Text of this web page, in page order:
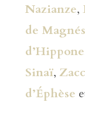
Nazianze,
de
d’Hippone
Sinaï,
d’Éphèse